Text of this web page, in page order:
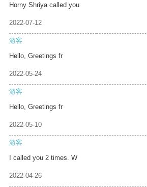
Horny Shriya called you
2022-07-12
游客
Hello, Greetings fr
2022-05-24
游客
Hello, Greetings fr
2022-05-10
游客
I called you 2 times. W
2022-04-26